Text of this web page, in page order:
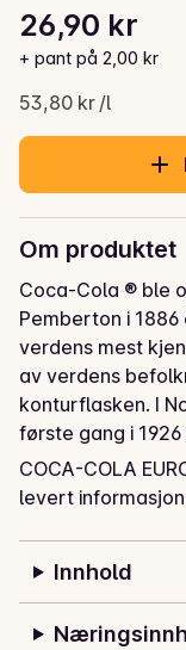
Gjeldende pris er:
26,90 kr
+ pant på 2,00 kr
53,80 kr /l
Stykkpris: 53,80 kr
Om produktet
Coca-Cola ® ble
Pemberton i
verdens mest
av verdens
konturflasken. I
første gang i
siden da.
COCA-COLA
levert
Innhold